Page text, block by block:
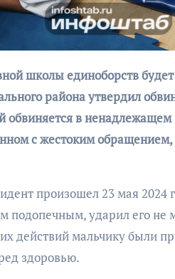
района утвердил
обвиняется в
с жестоким
произошел 23 мая 2024
ударил его не
действий мальчику были
здоровью.
АФИША
ОБЩЕСТВО
Николай
поддержал
проведение в
морского
«Открытое